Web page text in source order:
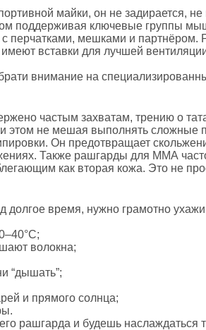
майки, он не задирается, не
поддерживая ключевые группы
перчатками, мешками и партнёром.
вставки для лучшей
внимание на
частым захватам, трению о
этом не мешая выполнять сложные
Он предотвращает
Также рашгарды для ММА
как вторая кожа. Это не
время, нужно грамотно
волокна;
“дышать”;
и прямого солнца;
рашгарда и будешь наслаждаться